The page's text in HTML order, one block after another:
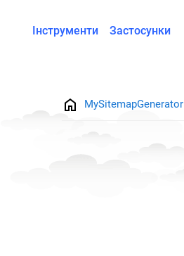
Інструменти Застосунки
MySitemapGenerator